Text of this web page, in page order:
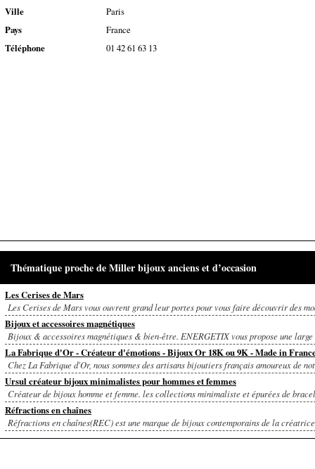
Ville
Paris
Pays
France
Téléphone
01 42 61 63 13
Thématique proche de Miller bijoux anciens et d’occasion
Les Cerises de Mars
Les Cerises de Mars vous ouvrent grand leur portes pour vous faire découvrir des
Bijoux et accessoires magnétiques
Bijoux & accessoires magnétiques & bien-être. ENERGETIX vous propose une large
La Fabrique d'Or - Créateur d'émotions - Bijoux Or 18K ou 9K - Made in
Chez La Fabrique d'Or, nous sommes des artisans bijoutiers français amoureux de
Ursul créateur bijoux minimalistes pour hommes et femmes
Créateur de bijoux homme et femme. les collections minimaliste et épurées de
Réfractions en chaînes
Réfractions en chaînes(REC) est une marque de bijoux contemporains de la